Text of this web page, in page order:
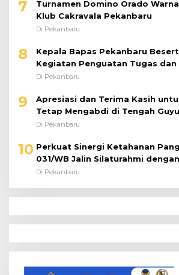
7
Turnamen Domino Orado
Klub Cakravala Pekanbaru
Di Pekanbaru
8
Kepala Bapas Pekanbaru
Kegiatan Penguatan Tugas
Paparan Penempatan WBP ke
Di Pekanbaru
9
Apresiasi dan Terima Kasih
Tetap Mengabdi di Tengah
Di Pekanbaru
10 Perkuat Sinergi Ketahanan
031/WB Jalin Silaturahmi
Riau dan Kepri
Di Pekanbaru